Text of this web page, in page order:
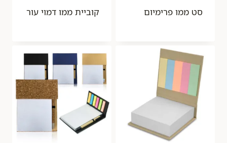
סט ממו פרימיום קוביית ממו דמוי עור